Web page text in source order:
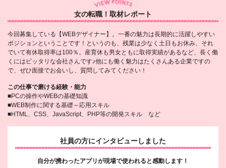
女の転職！取材レポート
今回募集している【WEBデザイナー】。一番の魅力は長期的に活躍しやすい
ポジションということです！というのも、残業は少なく土日もお休み、それ
でいて有休取得率は100％。産育休も男女ともに取得実績があるなど、長く働
くにはピッタリな会社さんです♪他にも働く魅力はたくさんある企業ですの
で、ぜひ面接でお会いし、質問してみてください！
この仕事で磨ける経験・能力
■PCの操作やWEBの基礎知識
■WEB制作に関する基礎～応用スキル
■HTML、CSS、JavaScript、PHP等の開発スキル など
社員の方にインタビューしました
自分が携わったアプリが現場で使われると感動します！